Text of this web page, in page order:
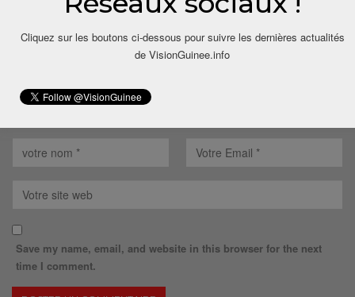
Save my name, email, and website in this browser for the next
time I comment.
Cliquez sur les boutons ci-dessous pour suivre les dernières actualités
de VisionGuinee.info